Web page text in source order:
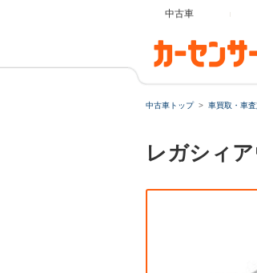
中古車
中古車トップ 車買取・車
レガシィ